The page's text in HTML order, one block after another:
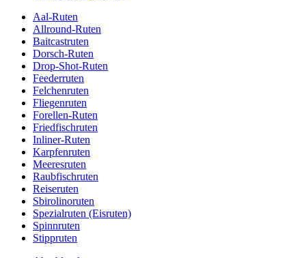
Aal-Ruten
Allround-Ruten
Baitcastruten
Dorsch-Ruten
Drop-Shot-Ruten
Feederruten
Felchenruten
Fliegenruten
Forellen-Ruten
Friedfischruten
Inliner-Ruten
Karpfenruten
Meeresruten
Raubfischruten
Reiseruten
Sbirolinoruten
Spezialruten (Eisruten)
Spinnruten
Stippruten